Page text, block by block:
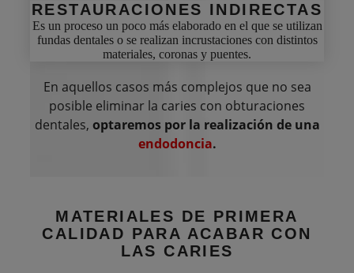
RESTAURACIONES INDIRECTAS
Es un proceso un poco más elaborado en el que se utilizan
fundas dentales o se realizan incrustaciones con distintos
materiales, coronas y puentes.
En aquellos casos más complejos que no sea
posible eliminar la caries con obturaciones
dentales, optaremos por la realización de una
endodoncia.
MATERIALES DE PRIMERA
CALIDAD PARA ACABAR CON
LAS CARIES